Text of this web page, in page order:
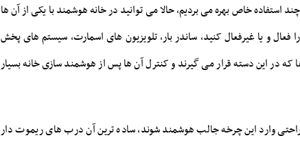
استفاده خاص بهره می بردیم، حالا می توانید در خانه هوشمند با یکی از آن ها
فعال و یا غیرفعال کنید، ساندر بار، تلویزیون های اسمارت، سیستم های پخش
در این دسته قرار می گیرند و کنترل آن ها پس از هوشمند سازی خانه بسیار
وارد این چرخه جالب هوشمند شوند، ساده ترین آن درب های ریموت دار